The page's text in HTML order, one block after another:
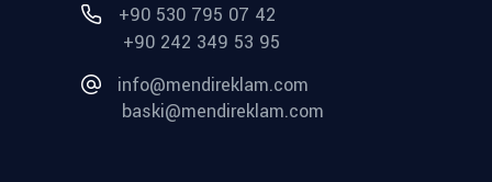
+90 530 795 07 42
+90 242 349 53 95
info@mendireklam.com
baski@mendireklam.com